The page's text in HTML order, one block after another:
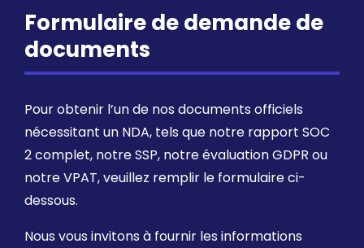
Formulaire de demande de
documents
Pour obtenir l’un de nos documents officiels
nécessitant un NDA, tels que notre rapport SOC
2 complet, notre SSP, notre évaluation GDPR ou
notre VPAT, veuillez remplir le formulaire ci-
dessous.
Nous vous invitons à fournir les informations